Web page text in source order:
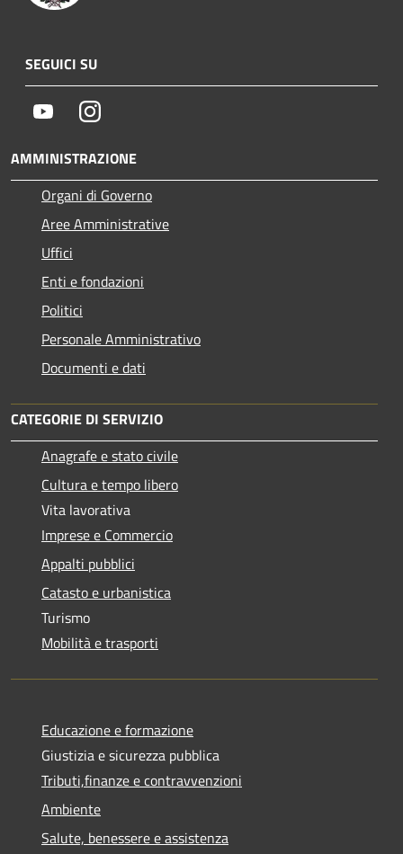
SEGUICI SU
YoutubeInstagram
AMMINISTRAZIONE
Organi di Governo
Aree Amministrative
Uffici
Enti e fondazioni
Politici
Personale Amministrativo
Documenti e dati
CATEGORIE DI SERVIZIO
Anagrafe e stato civile
Cultura e tempo libero
Vita lavorativa
Imprese e Commercio
Appalti pubblici
Catasto e urbanistica
Turismo
Mobilità e trasporti
Educazione e formazione
Giustizia e sicurezza pubblica
Tributi,finanze e contravvenzioni
Ambiente
Salute, benessere e assistenza